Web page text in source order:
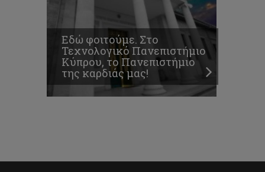
Εδώ φοιτούμε. Στο
Τεχνολογικό Πανεπιστήμιο
Κύπρου, το Πανεπιστήμιο
της καρδιάς μας!